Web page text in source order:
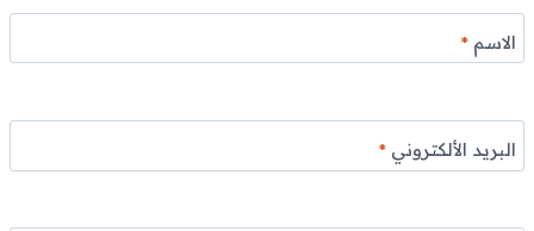
الاسم*
البريد الألكتروني*